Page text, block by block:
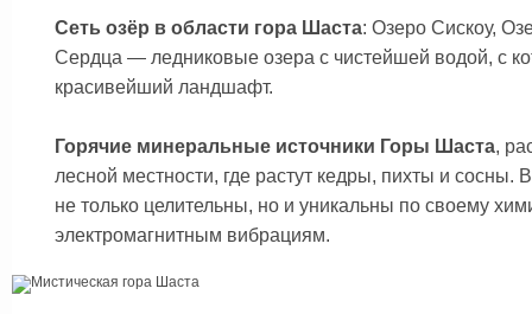
Сеть озёр в области гора Шаста: Озеро Сискоу,
Сердца — ледниковые озера с чистейшей водой, с
красивейший ландшафт.
Горячие минеральные источники Горы Шаста,
лесной местности, где растут кедры, пихты и сосны.
не только целительны, но и уникальны по своему
электромагнитным вибрациям.